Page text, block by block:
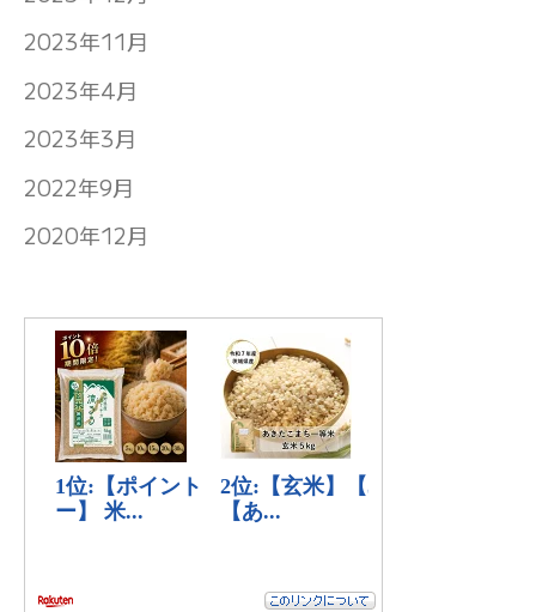
2023年11月
2023年4月
2023年3月
2022年9月
2020年12月